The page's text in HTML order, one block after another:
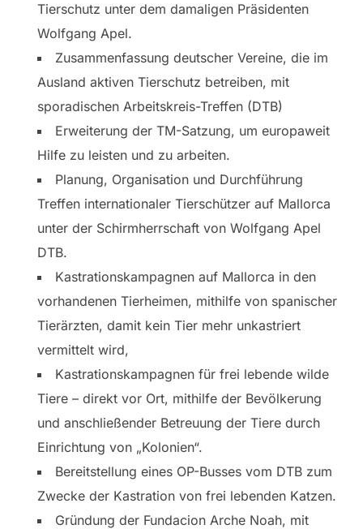
Tierschutz unter dem damaligen Präsidenten
Wolfgang Apel.
Zusammenfassung deutscher Vereine, die im
Ausland aktiven Tierschutz betreiben, mit
sporadischen Arbeitskreis-Treffen (DTB)
Erweiterung der TM-Satzung, um europaweit
Hilfe zu leisten und zu arbeiten.
Planung, Organisation und Durchführung
Treffen internationaler Tierschützer auf Mallorca
unter der Schirmherrschaft von Wolfgang Apel
DTB.
Kastrationskampagnen auf Mallorca in den
vorhandenen Tierheimen, mithilfe von spanischer
Tierärzten, damit kein Tier mehr unkastriert
vermittelt wird,
Kastrationskampagnen für frei lebende wilde
Tiere – direkt vor Ort, mithilfe der Bevölkerung
und anschließender Betreuung der Tiere durch
Einrichtung von „Kolonien“.
Bereitstellung eines OP-Busses vom DTB zum
Zwecke der Kastration von frei lebenden Katzen.
Gründung der Fundacion Arche Noah, mit